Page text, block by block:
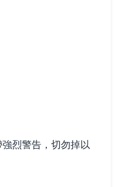
烈警告，切勿掉以